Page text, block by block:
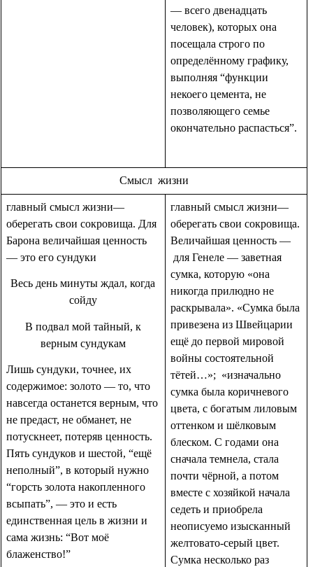
— всего двенадцать
человек), которых она
посещала строго по
определённому графику,
выполняя “функции
некоего цемента, не
позволяющего семье
окончательно распасться”.
Смысл жизни
главный смысл жизни—
оберегать свои сокровища. Для
Барона величайшая ценность
— это его сундуки
Весь день минуты ждал, когда
сойду
В подвал мой тайный, к
верным сундукам
Лишь сундуки, точнее, их
содержимое: золото — то, что
навсегда останется верным, что
не предаст, не обманет, не
потускнеет, потеряв ценность.
Пять сундуков и шестой, “ещё
неполный”, в который нужно
“горсть золота накопленного
всыпать”, — это и есть
единственная цель в жизни и
сама жизнь: “Вот моё
блаженство!”
главный смысл жизни—
оберегать свои сокровища.
Величайшая ценность —
для Генеле — заветная
сумка, которую «она
никогда прилюдно не
раскрывала». «Сумка была
привезена из Швейцарии
ещё до первой мировой
войны состоятельной
тётей…»; «изначально
сумка была коричневого
цвета, с богатым лиловым
оттенком и шёлковым
блеском. С годами она
сначала темнела, стала
почти чёрной, а потом
вместе с хозяйкой начала
седеть и приобрела
неописуемо изысканный
желтовато-серый цвет.
Сумка несколько раз